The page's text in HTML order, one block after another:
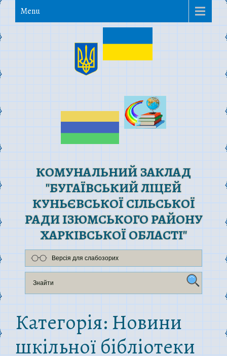
Menu
КОМУНАЛЬНИЙ ЗАКЛАД
"БУГАЇВСЬКИЙ ЛІЦЕЙ
КУНЬЄВСЬКОЇ СІЛЬСЬКОЇ
РАДИ ІЗЮМСЬКОГО РАЙОНУ
ХАРКІВСЬКОЇ ОБЛАСТІ"
Версія для слабозорих
Категорія: Новини
шкільної бібліотеки